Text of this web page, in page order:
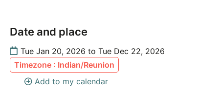
Date and place
Tue Jan 20, 2026 to Tue Dec 22, 2026
Timezone : Indian/Reunion
Add to my calendar